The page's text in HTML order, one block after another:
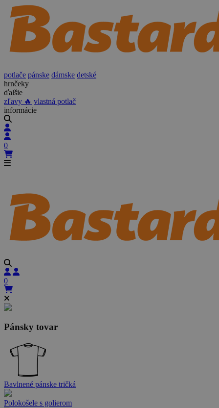
potlače pánske dámske detské
hrnčeky
ďalšie
zľavy 🔥 vlastná potlač
informácie
0
0
Pánsky tovar
Bavlnené pánske tričká
Polokošele s golierom